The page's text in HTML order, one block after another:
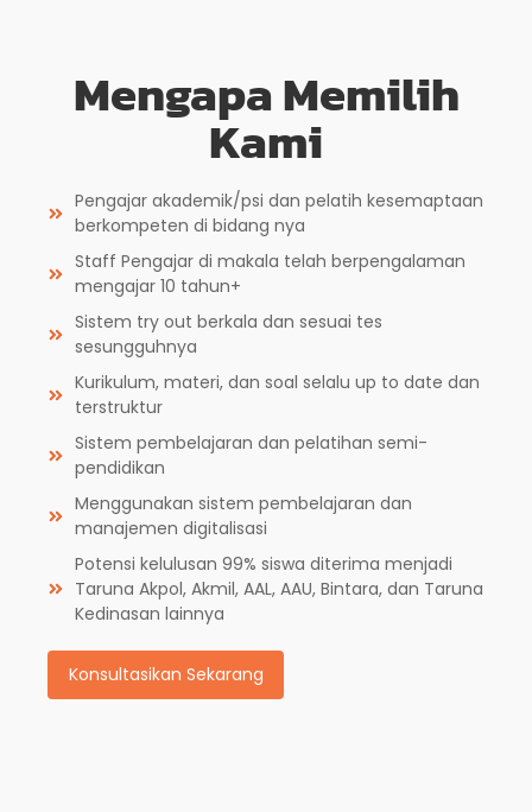
Mengapa Memilih
Kami
Pengajar akademik/psi dan pelatih kesemaptaan
berkompeten di bidang nya
Staff Pengajar di makala telah berpengalaman
mengajar 10 tahun+
Sistem try out berkala dan sesuai tes
sesungguhnya
Kurikulum, materi, dan soal selalu up to date dan
terstruktur
Sistem pembelajaran dan pelatihan semi-
pendidikan
Menggunakan sistem pembelajaran dan
manajemen digitalisasi
Potensi kelulusan 99% siswa diterima menjadi
Taruna Akpol, Akmil, AAL, AAU, Bintara, dan Taruna
Kedinasan lainnya
Konsultasikan Sekarang